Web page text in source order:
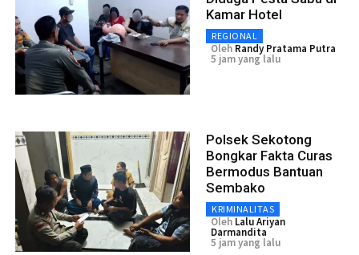
Kamar Hotel
REGIONAL
Oleh Randy Pratama Putra
5 jam yang lalu
Polsek Sekotong
Bongkar Fakta Curas
Bermodus Bantuan
Sembako
KRIMINALITAS
Oleh Lalu Ariyan
Darmandita
5 jam yang lalu